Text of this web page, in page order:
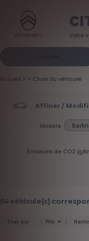
Votre
Accueil > > Choix du véhicule
Affiner /
Modèle
Emissions de CO2 (g/
54 véhicule(s)
Trier par Prix